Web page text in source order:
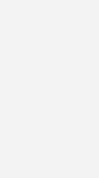
Staub und Öl kein
erläutert, worauf
Schleifmittel. Ihre
von wenigen
Einsatzzwecke vom
Wichtig:
Risikofaktor, die